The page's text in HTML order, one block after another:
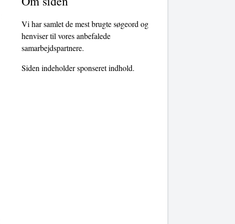
Vi har samlet de mest brugte søgeord og
henviser til vores anbefalede
samarbejdspartnere.
Siden indeholder sponseret indhold.